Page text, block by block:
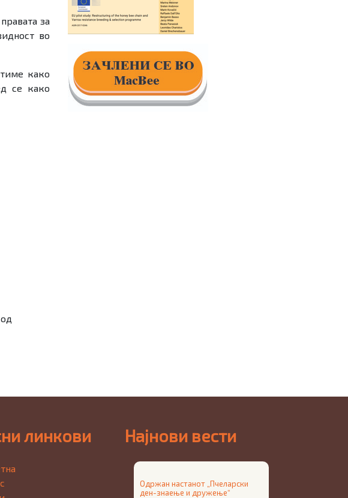
за
во
како
се како
линкови Најнови вести
Одржан настанот „Пчеларски
ден-знаење и дружење“